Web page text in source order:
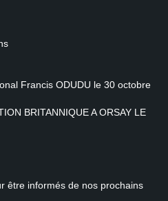
Francis ODUDU le 30 octobre
BRITANNIQUE A ORSAY LE
être informés de nos prochains